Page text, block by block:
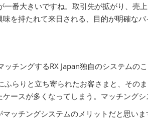
一番大きいですね。取引先が拡がり、
を持たれて来日される、目的が明確な
ッチングするRX Japan独自のシステムのこ
ふらりと立ち寄られたお客さまと、そ
ケースが多くなってしまう。マッチング
ッチングシステムのメリットだと思いま